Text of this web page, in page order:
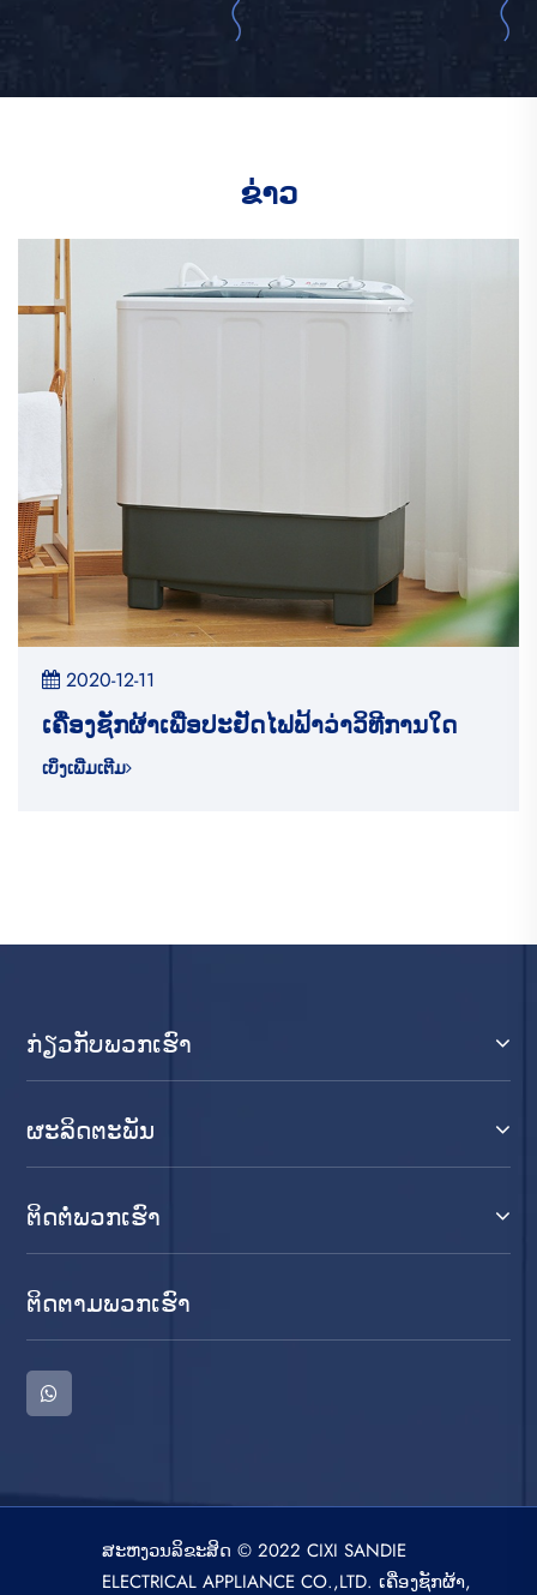
ຂ່າວ
2020-12-11
ເຄື່ອງຊັກຜ້າເພື່ອປະຢັດໄຟຟ້າວ່າວິທີການໃດ
ເບິ່ງເພີ່ມເຕີມ
ກ່ຽວ​ກັບ​ພວກ​ເຮົາ
ຜະລິດຕະພັນ
ຕິດ​ຕໍ່​ພວກ​ເຮົາ
ຕິດ​ຕາມ​ພວກ​ເຮົາ
ສະຫງວນລິຂະສິດ © 2022 CIXI SANDIE
ELECTRICAL APPLIANCE CO.,LTD. ເຄື່ອງຊັກຜ້າ,